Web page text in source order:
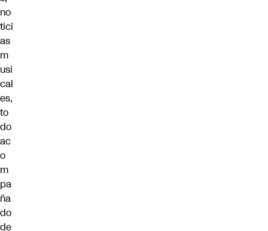
no
tici
as
m
usi
cal
es,
to
do
ac
o
m
pa
ña
do
de